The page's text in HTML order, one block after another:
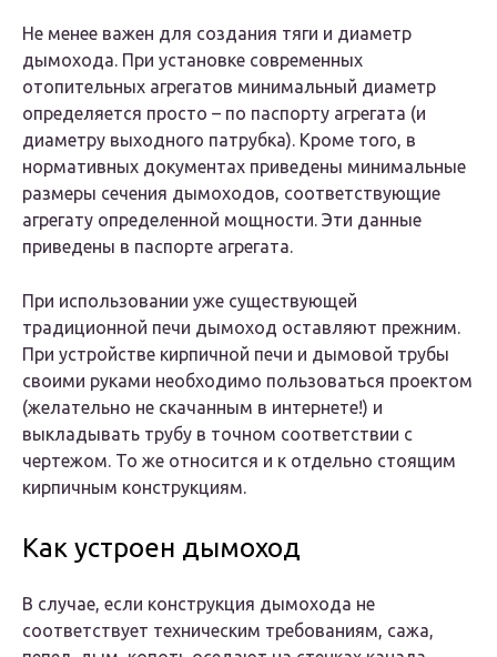
Не менее важен для создания тяги и диаметр
дымохода. При установке современных
отопительных агрегатов минимальный диаметр
определяется просто – по паспорту агрегата (и
диаметру выходного патрубка). Кроме того, в
нормативных документах приведены минимальные
размеры сечения дымоходов, соответствующие
агрегату определенной мощности. Эти данные
приведены в паспорте агрегата.
При использовании уже существующей
традиционной печи дымоход оставляют прежним.
При устройстве кирпичной печи и дымовой трубы
своими руками необходимо пользоваться проектом
(желательно не скачанным в интернете!) и
выкладывать трубу в точном соответствии с
чертежом. То же относится и к отдельно стоящим
кирпичным конструкциям.
Как устроен дымоход
В случае, если конструкция дымохода не
соответствует техническим требованиям, сажа,